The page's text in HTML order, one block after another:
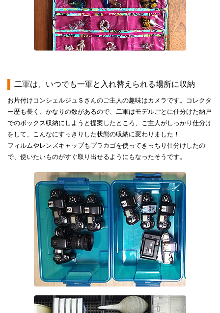
二軍は、いつでも一軍と入れ替えられる場所に収納
お片付けコンシェルジュＳさんのご主人の趣味はカメラです。コレクタ
ー歴も長く、かなりの数があるので、二軍はモデルごとに仕分けた納戸
でのボックス収納にしようと提案したところ、ご主人がしっかり仕分け
をして、こんなにすっきりした状態の収納に変わりました！
フィルムやレンズキャップもプラカゴを使ってきっちり仕分けしたの
で、使いたいものがすぐ取り出せるようにもなったそうです。